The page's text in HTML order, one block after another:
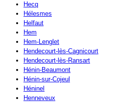
Hecq
Hélesmes
Helfaut
Hem
Hem-Lenglet
Hendecourt-lès-Cagnicourt
Hendecourt-lès-Ransart
Hénin-Beaumont
Hénin-sur-Cojeul
Héninel
Henneveux